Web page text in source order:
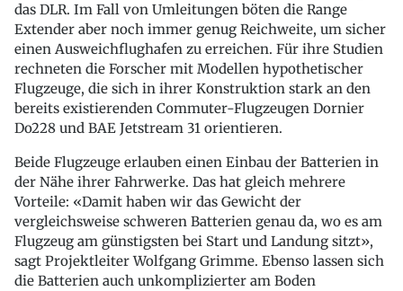
das DLR. Im Fall von Umleitungen böten die Range
Extender aber noch immer genug Reichweite, um sicher
einen Ausweichflughafen zu erreichen. Für ihre Studien
rechneten die Forscher mit Modellen hypothetischer
Flugzeuge, die sich in ihrer Konstruktion stark an den
bereits existierenden Commuter-Flugzeugen Dornier
Do228 und BAE Jetstream 31 orientieren.
Beide Flugzeuge erlauben einen Einbau der Batterien in
der Nähe ihrer Fahrwerke. Das hat gleich mehrere
Vorteile: «Damit haben wir das Gewicht der
vergleichsweise schweren Batterien genau da, wo es am
Flugzeug am günstigsten bei Start und Landung sitzt»,
sagt Projektleiter Wolfgang Grimme. Ebenso lassen sich
die Batterien auch unkomplizierter am Boden